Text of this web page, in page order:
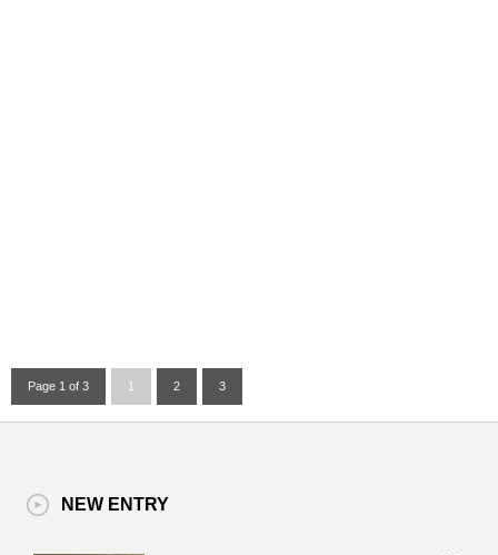
Page 1 of 3 1 2 3
NEW ENTRY